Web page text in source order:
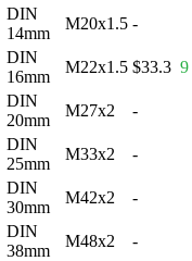
DIN
14mm
M20x1.5 -
DIN
16mm
M22x1.5 $33.3 9
DIN
20mm
M27x2 -
DIN
25mm
M33x2 -
DIN
30mm
M42x2 -
DIN
38mm
M48x2 -